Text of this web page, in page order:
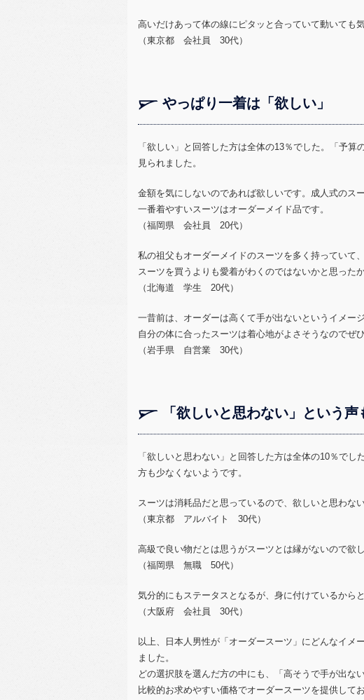
高いだけあって体の線にピタッと合っていて動いても
（東京都 会社員 30代）
やっぱり一着は「欲しい」
「欲しい」と回答した方は全体の13％でした。「予
見られました。
金額を気にしないのであれば欲しいです。成人式のス
一番着やすいスーツはオーダーメイド品です。
（福岡県 会社員 20代）
私の祖父もオーダーメイドのスーツを多く持っていて
スーツを買うよりも愛着がわくのではないかと思ったか
（北海道 学生 20代）
一昔前は、オーダーは高くて手が出ないというイメー
自分の体に合ったスーツは着心地がよさそうなのでぜ
（岩手県 自営業 30代）
「欲しいと思わない」という
「欲しいと思わない」と回答した方は全体の10％で
方も少なくないようです。
スーツは消耗品だと思っているので、欲しいと思わな
（東京都 アルバイト 30代）
高級で良い物だとは思うがスーツとは縁がないので欲
（福岡県 無職 50代）
気分的にもステータスとなるが、身に付けているから
（大阪府 会社員 30代）
以上、日本人男性が「オーダースーツ」にどんなイメ
ました。
どの選択肢を選んだ方の中にも、「高そうで手が出な
比較的お求めやすい価格でオーダースーツを提供して